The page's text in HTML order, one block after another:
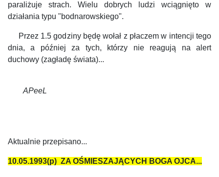
paraliżuje strach. Wielu dobrych ludzi wciągnięto w
działania typu "bodnarowskiego".
Przez 1.5 godziny będę wołał z płaczem w intencji tego
dnia, a później za tych, którzy nie reagują na alert
duchowy (zagładę świata)...
APeeL
Aktualnie przepisano...
10.05.1993(p) ZA OŚMIESZAJĄCYCH BOGA OJCA...